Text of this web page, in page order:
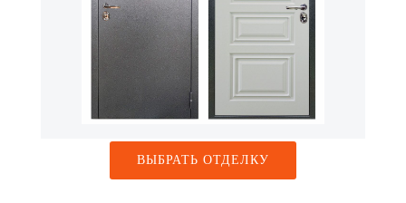
ВЫБРАТЬ ОТДЕЛКУ